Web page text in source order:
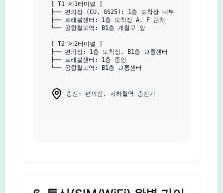
[ T1 제1터미널 ]
├── 편의점 (CU, GS25): 1층 도착장 내부
├── 트래블센터: 1층 도착장 A, F 근처
└── 공항철도역: B1층 개찰구 앞
[ T2 제2터미널 ]
├── 편의점: 1층 도착장, B1층 교통센터
├── 트래블센터: 1층 중앙
└── 공항철도역: B1층 교통센터
충전: 편의점, 지하철역 충전기